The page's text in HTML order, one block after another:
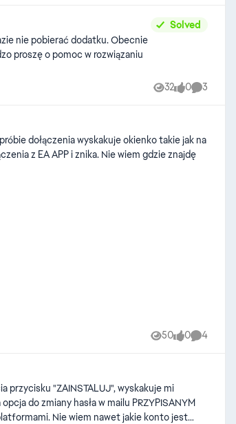
proszę o pomoc w rozwiązaniu
Solved
32
Views 0
likes 3
50
Views 0
likes 4
przycisku "ZAINSTALUJ", wyskakuje mi